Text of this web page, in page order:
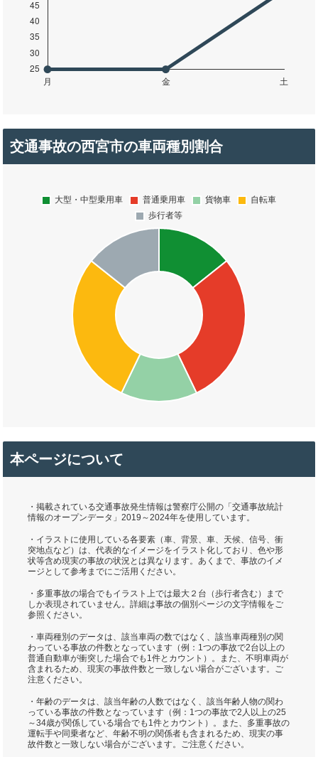
交通事故の西宮市の車両種別割合
本ページについて
・掲載されている交通事故発生情報は警察庁公開の「交通事故統計
情報のオープンデータ」2019～2024年を使用しています。
・イラストに使用している各要素（車、背景、車、天候、信号、衝
突地点など）は、代表的なイメージをイラスト化しており、色や形
状等含め現実の事故の状況とは異なります。あくまで、事故のイメ
ージとして参考までにご活用ください。
・多重事故の場合でもイラスト上では最大２台（歩行者含む）まで
しか表現されていません。詳細は事故の個別ページの文字情報をご
参照ください。
・車両種別のデータは、該当車両の数ではなく、該当車両種別の関
わっている事故の件数となっています（例：1つの事故で2台以上の
普通自動車が衝突した場合でも1件とカウント）。また、不明車両が
含まれるため、現実の事故件数と一致しない場合がございます。ご
注意ください。
・年齢のデータは、該当年齢の人数ではなく、該当年齢人物の関わ
っている事故の件数となっています（例：1つの事故で2人以上の25
～34歳が関係している場合でも1件とカウント）。また、多重事故の
運転手や同乗者など、年齢不明の関係者も含まれるため、現実の事
故件数と一致しない場合がございます。ご注意ください。